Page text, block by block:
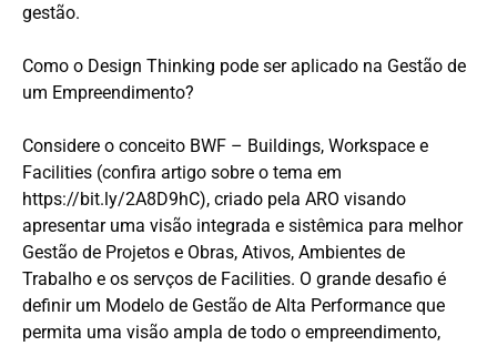
gestão.
Como o Design Thinking pode ser aplicado na Gestão de
um Empreendimento?
Considere o conceito BWF – Buildings, Workspace e
Facilities (confira artigo sobre o tema em
https://bit.ly/2A8D9hC), criado pela ARO visando
apresentar uma visão integrada e sistêmica para melhor
Gestão de Projetos e Obras, Ativos, Ambientes de
Trabalho e os servços de Facilities. O grande desafio é
definir um Modelo de Gestão de Alta Performance que
permita uma visão ampla de todo o empreendimento,